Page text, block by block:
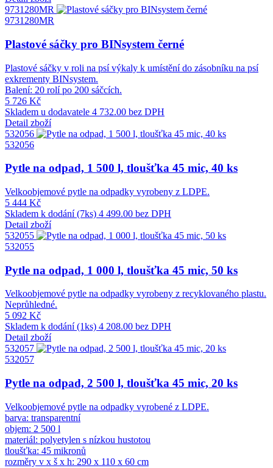
9731280MR
9731280MR
Plastové sáčky pro BINsystem černé
Plastové sáčky v roli na psí výkaly k umístění do zásobníku na psí
exkrementy BINsystem.
Balení: 20 rolí po 200 sáčcích.
5 726 Kč
Skladem u dodavatele 4 732.00 bez DPH
Detail zboží
532056
532056
Pytle na odpad, 1 500 l, tloušťka 45 mic, 40 ks
Velkoobjemové pytle na odpadky vyrobeny z LDPE.
5 444 Kč
Skladem k dodání (7ks) 4 499.00 bez DPH
Detail zboží
532055
532055
Pytle na odpad, 1 000 l, tloušťka 45 mic, 50 ks
Velkoobjemové pytle na odpadky vyrobeny z recyklovaného plastu.
Neprůhledné.
5 092 Kč
Skladem k dodání (1ks) 4 208.00 bez DPH
Detail zboží
532057
532057
Pytle na odpad, 2 500 l, tloušťka 45 mic, 20 ks
Velkoobjemové pytle na odpadky vyrobené z LDPE.
barva: transparentní
objem: 2 500 l
materiál: polyetylen s nízkou hustotou
tloušťka: 45 mikronů
rozměry v x š x h: 290 x 110 x 60 cm